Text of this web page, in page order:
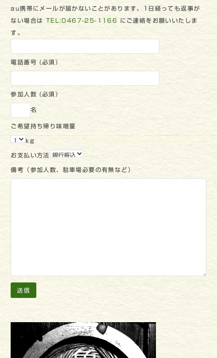
au携帯にメールが届かないことがあります。1日経っても返事が
ない場合は TEL:0467-25-1166 にご連絡をお願いいたしま
す。
電話番号 (必須）
参加人数 (必須）
名
ご希望持ち帰り味噌量
kg
お支払い方法
備考（参加人数、駐車場必要の有無など）